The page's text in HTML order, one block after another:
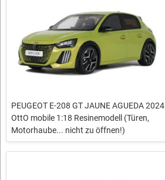
PEUGEOT E-208 GT JAUNE AGUEDA 2024
OttO mobile 1:18 Resinemodell (Türen,
Motorhaube... nicht zu öffnen!)